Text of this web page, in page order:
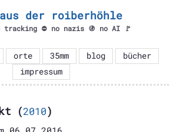
der roiberhöhle
tracking ⛔ no nazis 🚯 no AI 🚩
orte 35mm blog
bücher
impressum
(2010)